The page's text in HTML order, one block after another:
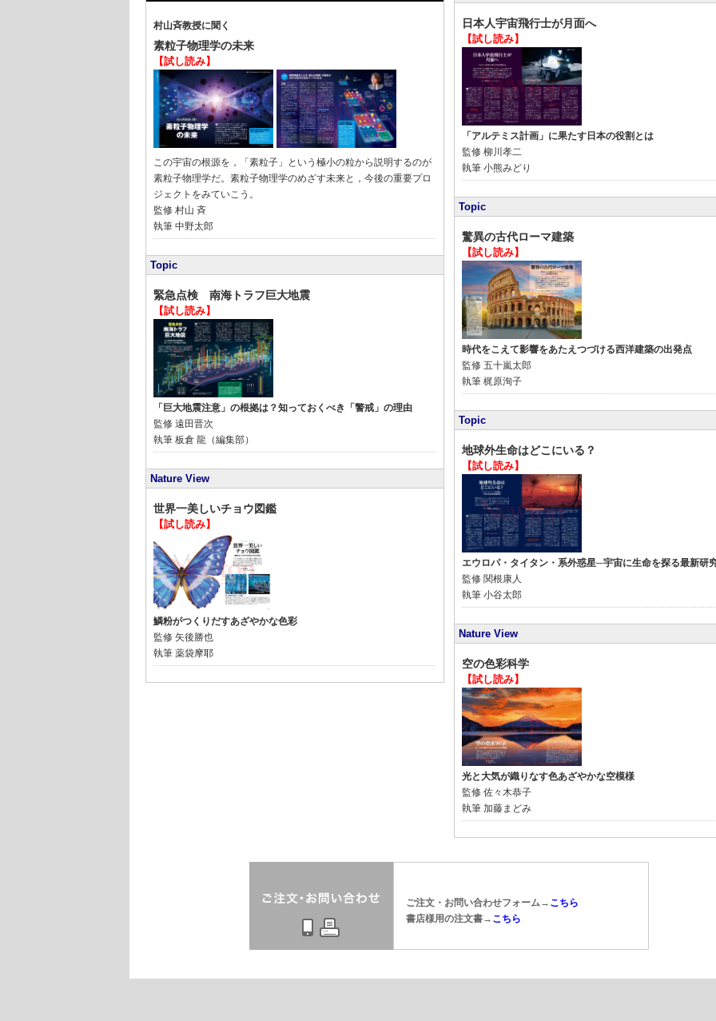
村山斉教授に聞く
素粒子物理学の未来
【試し読み】
この宇宙の根源を，「素粒子」という極小の粒から説明するのが
素粒子物理学だ。素粒子物理学のめざす未来と，今後の重要プロ
ジェクトをみていこう。
監修 村山 斉
執筆 中野太郎
Topic
緊急点検 南海トラフ巨大地震
【試し読み】
「巨大地震注意」の根拠は？知っておくべき「警戒」の理由
監修遠田晋次
執筆板倉 龍（編集部）
Nature View
世界一美しいチョウ図鑑
【試し読み】
鱗粉がつくりだすあざやかな色彩
監修矢後勝也
執筆薬袋摩耶
日本人宇宙飛行士が月面へ
【試し読み】
「アルテミス計画」に果たす日本の役割とは
監修 柳川孝二
執筆 小熊みどり
Topic
驚異の古代ローマ建築
【試し読み】
時代をこえて影響をあたえつづける西洋建築の出発点
監修 五十嵐太郎
執筆 梶原洵子
Topic
地球外生命はどこにいる？
【試し読み】
エウロパ・タイタン・系外惑星─宇宙に生命を探る最新研
監修 関根康人
執筆 小谷太郎
Nature View
空の色彩科学
【試し読み】
光と大気が織りなす色あざやかな空模様
監修 佐々木恭子
執筆 加藤まどみ
ご注文・お問い合わせフォーム→ こちら
書店様用の注文書→ こちら